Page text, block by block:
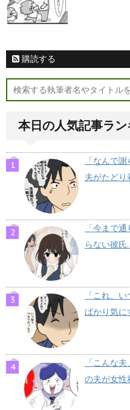
購読する
本日の人気記事ラ
「なんで
夫がたどり
「今まで
らない彼氏
「これ、
ばかり気に
「こんな
の夫が女性